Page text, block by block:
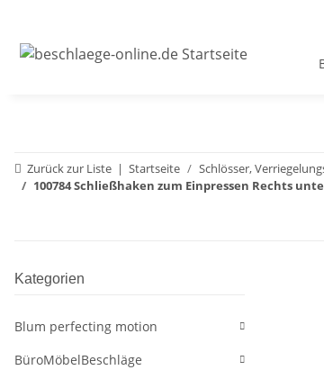
Zurück zur Liste Startseite Schlösser,
100784 Schließhaken zum Einpressen Rechts
Kategorien
Blum perfecting motion
BüroMöbelBeschläge